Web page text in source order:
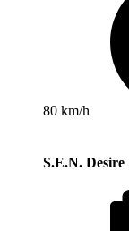
80 km/h
S.E.N. Desire